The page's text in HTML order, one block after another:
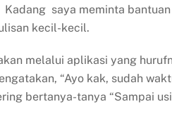
saya meminta
kecil-kecil.
melalui aplikasi yang
“Ayo kak, sudah
bertanya-tanya “Sampai